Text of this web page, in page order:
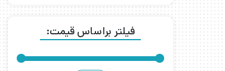
فیلتر براساس قیمت: